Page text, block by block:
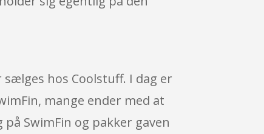
hos Coolstuff. I dag er
mange ender med at
SwimFin og pakker gaven